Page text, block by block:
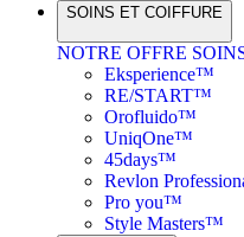
SOINS ET COIFFURE
NOTRE OFFRE
Eksperience™
RE/START™
Orofluido™
UniqOne™
45days™
Revlon
Pro you™
Style Masters™